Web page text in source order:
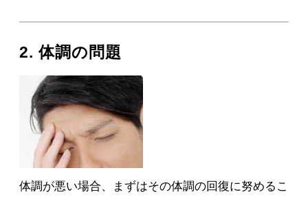
2. 体調の問題
体調が悪い場合、まずはその体調の回復に努めるこ